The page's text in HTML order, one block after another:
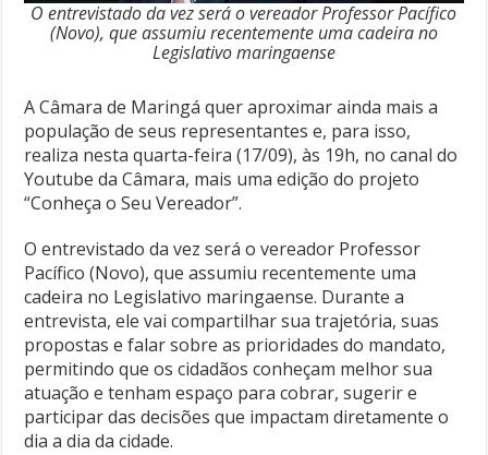
O entrevistado da vez será o vereador Professor Pacífico
(Novo), que assumiu recentemente uma cadeira no
Legislativo maringaense
A Câmara de Maringá quer aproximar ainda mais a
população de seus representantes e, para isso,
realiza nesta quarta-feira (17/09), às 19h, no canal do
Youtube da Câmara, mais uma edição do projeto
“Conheça o Seu Vereador”.
O entrevistado da vez será o vereador Professor
Pacífico (Novo), que assumiu recentemente uma
cadeira no Legislativo maringaense. Durante a
entrevista, ele vai compartilhar sua trajetória, suas
propostas e falar sobre as prioridades do mandato,
permitindo que os cidadãos conheçam melhor sua
atuação e tenham espaço para cobrar, sugerir e
participar das decisões que impactam diretamente o
dia a dia da cidade.